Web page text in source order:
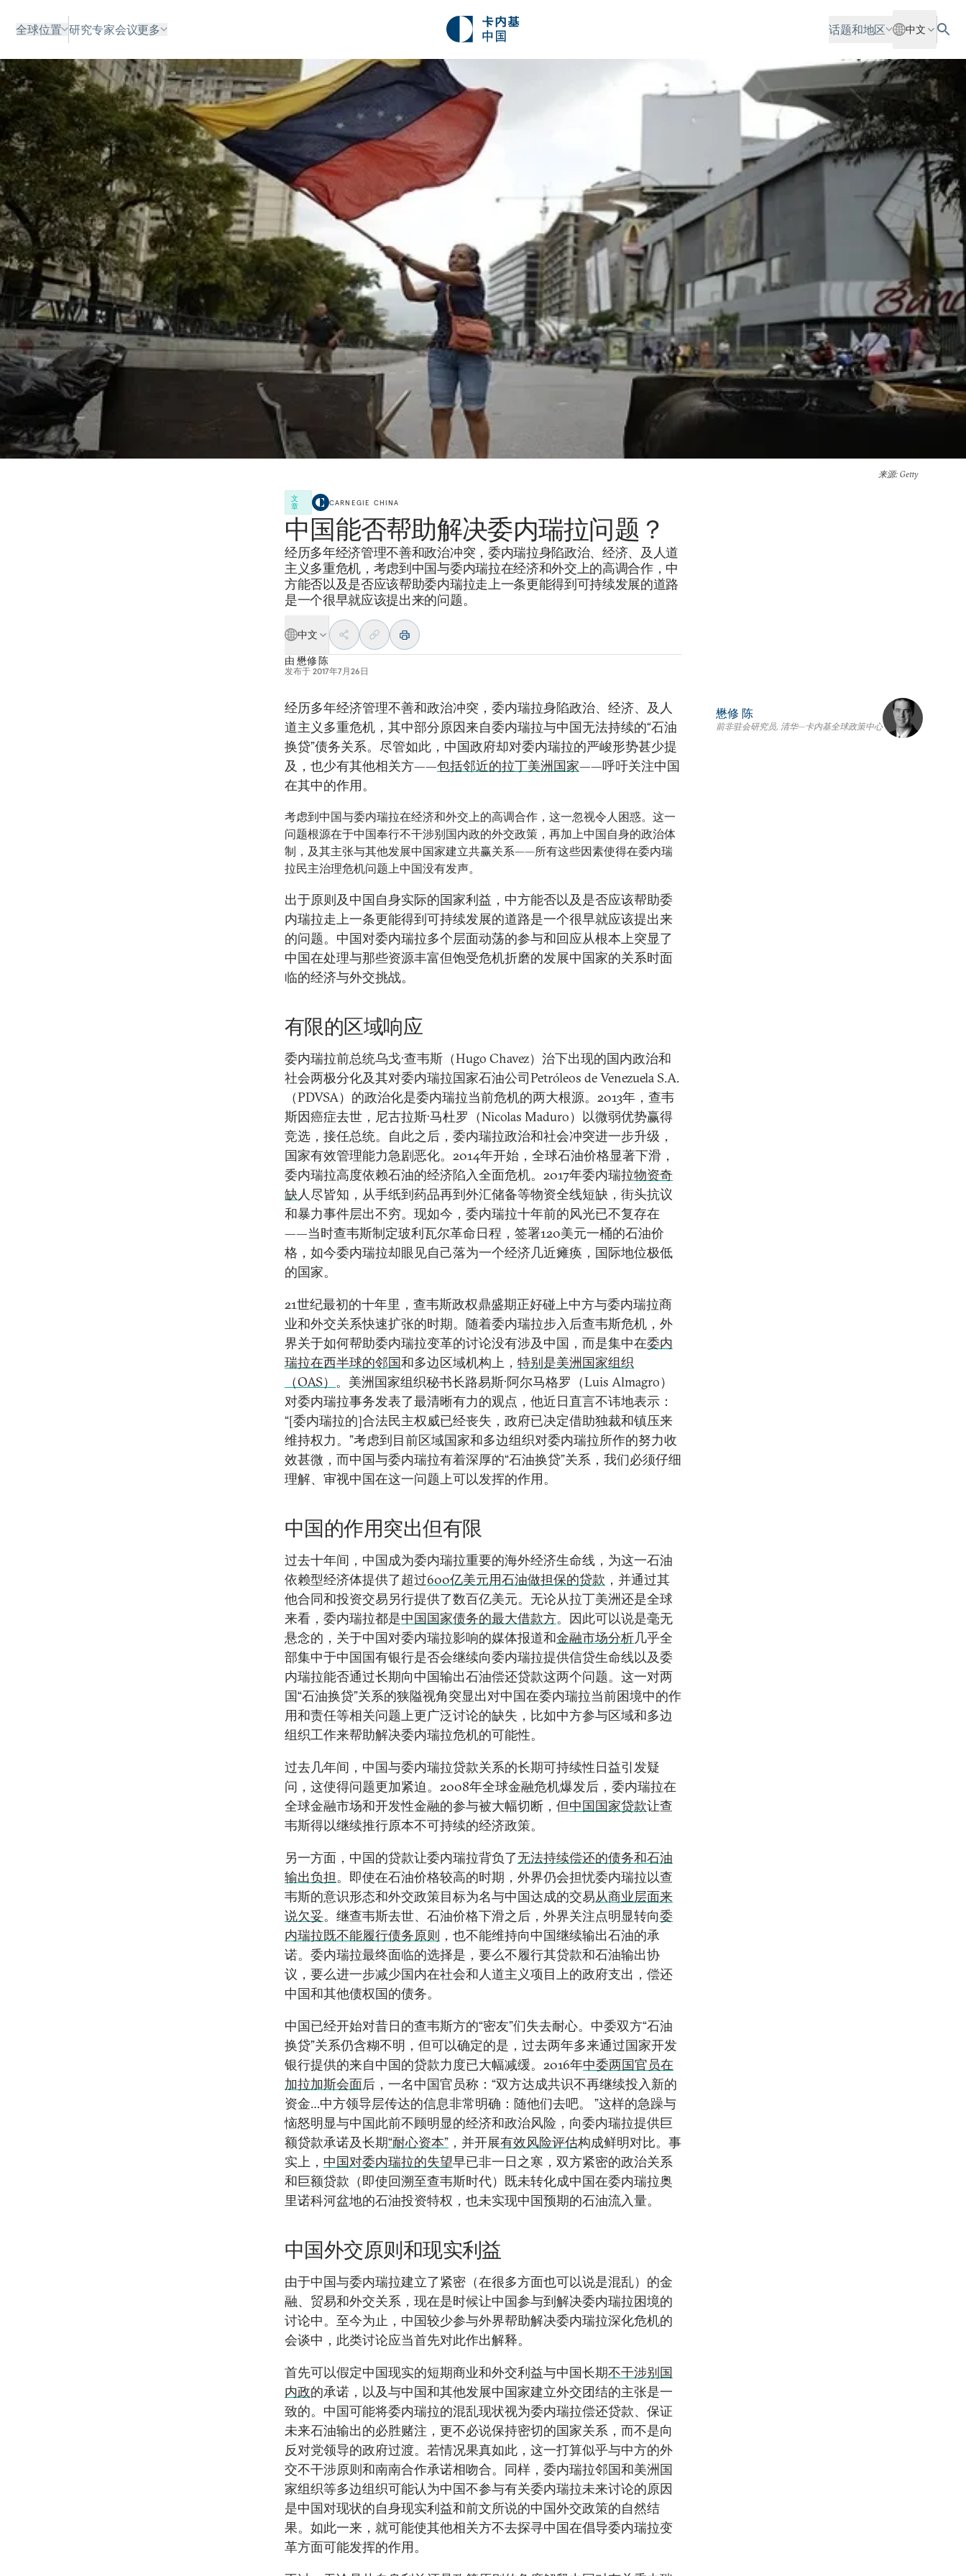
全球位置 研究专家会议更多 话题和地区 中文
来源: Getty
文
章
CARNEGIE CHINA
中国能否帮助解决委内瑞拉问题？
经历多年经济管理不善和政治冲突，委内瑞拉身陷政治、经济、及人道
主义多重危机，考虑到中国与委内瑞拉在经济和外交上的高调合作，中
方能否以及是否应该帮助委内瑞拉走上一条更能得到可持续发展的道路
是一个很早就应该提出来的问题。
中文
由 懋修 陈
发布于 2017年7月26日
经历多年经济管理不善和政治冲突，委内瑞拉身陷政治、经济、及人
道主义多重危机，其中部分原因来自委内瑞拉与中国无法持续的“石油
换贷”债务关系。尽管如此，中国政府却对委内瑞拉的严峻形势甚少提
及，也少有其他相关方——包括邻近的拉丁美洲国家——呼吁关注中国
在其中的作用。
考虑到中国与委内瑞拉在经济和外交上的高调合作，这一忽视令人困惑。这一
问题根源在于中国奉行不干涉别国内政的外交政策，再加上中国自身的政治体
制，及其主张与其他发展中国家建立共赢关系——所有这些因素使得在委内瑞
拉民主治理危机问题上中国没有发声。
出于原则及中国自身实际的国家利益，中方能否以及是否应该帮助委
内瑞拉走上一条更能得到可持续发展的道路是一个很早就应该提出来
的问题。中国对委内瑞拉多个层面动荡的参与和回应从根本上突显了
中国在处理与那些资源丰富但饱受危机折磨的发展中国家的关系时面
临的经济与外交挑战。
有限的区域响应
委内瑞拉前总统乌戈·查韦斯（Hugo Chavez）治下出现的国内政治和
社会两极分化及其对委内瑞拉国家石油公司Petróleos de Venezuela S.A.
（PDVSA）的政治化是委内瑞拉当前危机的两大根源。2013年，查韦
斯因癌症去世，尼古拉斯·马杜罗（Nicolas Maduro）以微弱优势赢得
竞选，接任总统。自此之后，委内瑞拉政治和社会冲突进一步升级，
国家有效管理能力急剧恶化。2014年开始，全球石油价格显著下滑，
委内瑞拉高度依赖石油的经济陷入全面危机。2017年委内瑞拉物资奇
缺人尽皆知，从手纸到药品再到外汇储备等物资全线短缺，街头抗议
和暴力事件层出不穷。现如今，委内瑞拉十年前的风光已不复存在
——当时查韦斯制定玻利瓦尔革命日程，签署120美元一桶的石油价
格，如今委内瑞拉却眼见自己落为一个经济几近瘫痪，国际地位极低
的国家。
21世纪最初的十年里，查韦斯政权鼎盛期正好碰上中方与委内瑞拉商
业和外交关系快速扩张的时期。随着委内瑞拉步入后查韦斯危机，外
界关于如何帮助委内瑞拉变革的讨论没有涉及中国，而是集中在委内
瑞拉在西半球的邻国和多边区域机构上， 特别是美洲国家组织
（OAS） 。美洲国家组织秘书长路易斯·阿尔马格罗（Luis Almagro）
对委内瑞拉事务发表了最清晰有力的观点，他近日直言不讳地表示：
“[委内瑞拉的]合法民主权威已经丧失，政府已决定借助独裁和镇压来
维持权力。”考虑到目前区域国家和多边组织对委内瑞拉所作的努力收
效甚微，而中国与委内瑞拉有着深厚的“石油换贷”关系，我们必须仔细
理解、审视中国在这一问题上可以发挥的作用。
中国的作用突出但有限
过去十年间，中国成为委内瑞拉重要的海外经济生命线，为这一石油
依赖型经济体提供了超过600亿美元用石油做担保的贷款 ，并通过其
他合同和投资交易另行提供了数百亿美元。无论从拉丁美洲还是全球
来看，委内瑞拉都是中国国家债务的最大借款方。因此可以说是毫无
悬念的，关于中国对委内瑞拉影响的媒体报道和金融市场分析几乎全
部集中于中国国有银行是否会继续向委内瑞拉提供信贷生命线以及委
内瑞拉能否通过长期向中国输出石油偿还贷款这两个问题。这一对两
国“石油换贷”关系的狭隘视角突显出对中国在委内瑞拉当前困境中的作
用和责任等相关问题上更广泛讨论的缺失，比如中方参与区域和多边
组织工作来帮助解决委内瑞拉危机的可能性。
过去几年间，中国与委内瑞拉贷款关系的长期可持续性日益引发疑
问，这使得问题更加紧迫。2008年全球金融危机爆发后，委内瑞拉在
全球金融市场和开发性金融的参与被大幅切断，但中国国家贷款让查
韦斯得以继续推行原本不可持续的经济政策。
另一方面，中国的贷款让委内瑞拉背负了无法持续偿还的债务和石油
输出负担。即使在石油价格较高的时期，外界仍会担忧委内瑞拉以查
韦斯的意识形态和外交政策目标为名与中国达成的交易从商业层面来
说欠妥。继查韦斯去世、石油价格下滑之后，外界关注点明显转向委
内瑞拉既不能履行债务原则 ，也不能维持向中国继续输出石油的承
诺。委内瑞拉最终面临的选择是，要么不履行其贷款和石油输出协
议，要么进一步减少国内在社会和人道主义项目上的政府支出，偿还
中国和其他债权国的债务。
中国已经开始对昔日的查韦斯方的“密友”们失去耐心。中委双方“石油
换贷”关系仍含糊不明，但可以确定的是，过去两年多来通过国家开发
银行提供的来自中国的贷款力度已大幅减缓。2016年中委两国官员在
加拉加斯会面后，一名中国官员称：“双方达成共识不再继续投入新的
资金…中方领导层传达的信息非常明确：随他们去吧。 ”这样的急躁与
恼怒明显与中国此前不顾明显的经济和政治风险，向委内瑞拉提供巨
额贷款承诺及长期“耐心资本” ，并开展有效风险评估构成鲜明对比。事
实上， 中国对委内瑞拉的失望早已非一日之寒，双方紧密的政治关系
和巨额贷款（即使回溯至查韦斯时代）既未转化成中国在委内瑞拉奥
里诺科河盆地的石油投资特权，也未实现中国预期的石油流入量。
中国外交原则和现实利益
由于中国与委内瑞拉建立了紧密（在很多方面也可以说是混乱）的金
融、贸易和外交关系，现在是时候让中国参与到解决委内瑞拉困境的
讨论中。至今为止，中国较少参与外界帮助解决委内瑞拉深化危机的
会谈中，此类讨论应当首先对此作出解释。
首先可以假定中国现实的短期商业和外交利益与中国长期不干涉别国
内政的承诺，以及与中国和其他发展中国家建立外交团结的主张是一
致的。中国可能将委内瑞拉的混乱现状视为委内瑞拉偿还贷款、保证
未来石油输出的必胜赌注，更不必说保持密切的国家关系，而不是向
反对党领导的政府过渡。若情况果真如此，这一打算似乎与中方的外
交不干涉原则和南南合作承诺相吻合。同样，委内瑞拉邻国和美洲国
家组织等多边组织可能认为中国不参与有关委内瑞拉未来讨论的原因
是中国对现状的自身现实利益和前文所说的中国外交政策的自然结
果。如此一来，就可能使其他相关方不去探寻中国在倡导委内瑞拉变
革方面可能发挥的作用。
懋修 陈
前非驻会研究员, 清华—卡内基全球政策中心